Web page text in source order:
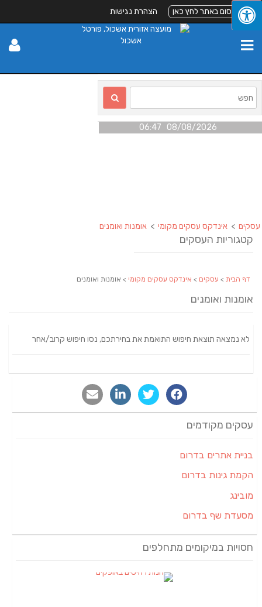
לפרסום באתר לחץ כאן הצהרת נגישות
08/08/2026 06:47
עסקים > אינדקס עסקים מקומי > אומנות ואומנים
קטגוריות העסקים
דף הבית > עסקים > אינדקס עסקים מקומי > אומנות ואומנים
אומנות ואומנים
לא נמצאה תוצאת חיפוש התואמת את בחירתכם, נסו חיפוש קרוב/אחר
עסקים מקודמים
בניית אתרים בדרום
הקמת גינות בדרום
מובינג
מסעדת שף בדרום
חסויות במיקומים מתחלפים